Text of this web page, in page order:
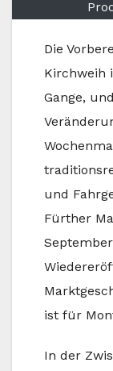
Die
Kirchweih
Gange,
und
Fürther
ist für
In der